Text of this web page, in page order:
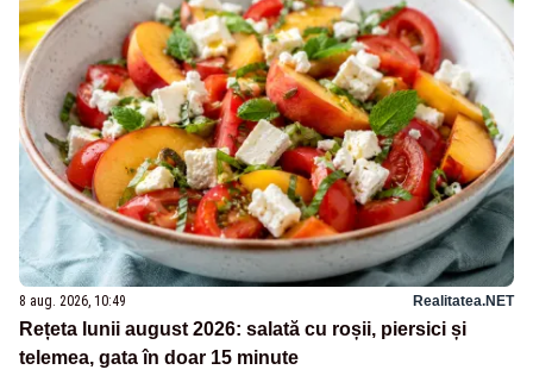
8 aug. 2026, 10:49 Realitatea.NET
Rețeta lunii august 2026: salată cu roșii, piersici și
telemea, gata în doar 15 minute